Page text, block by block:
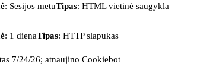
: Sesijos metuTipas: HTML vietinė saugykla
: 1 dienaTipas: HTTP slapukas
7/24/26; atnaujino Cookiebot